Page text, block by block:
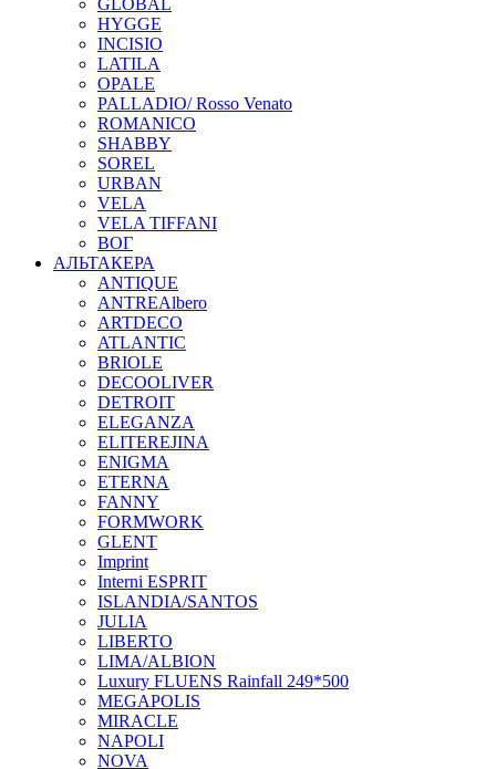
GLOBAL
HYGGE
INCISIO
LATILA
OPALE
PALLADIO/ Rosso Venato
ROMANICO
SHABBY
SOREL
URBAN
VELA
VELA TIFFANI
ВОГ
АЛЬТАКЕРА
ANTIQUE
ANTREAlbero
ARTDECO
ATLANTIC
BRIOLE
DECOOLIVER
DETROIT
ELEGANZA
ELITEREJINA
ENIGMA
ETERNA
FANNY
FORMWORK
GLENT
Imprint
Interni ESPRIT
ISLANDIA/SANTOS
JULIA
LIBERTO
LIMA/ALBION
Luxury FLUENS Rainfall 249*500
MEGAPOLIS
MIRACLE
NAPOLI
NOVA